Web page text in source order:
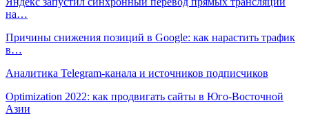
на…
Причины снижения позиций в Google: как нарастить трафик
в…
Аналитика Telegram-канала и источников подписчиков
Optimization 2022: как продвигать сайты в Юго-Восточной
Азии